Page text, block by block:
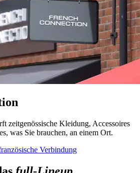
zeitgenössische Kleidung, Accessoires
was Sie brauchen, an einem Ort.
Verbindung